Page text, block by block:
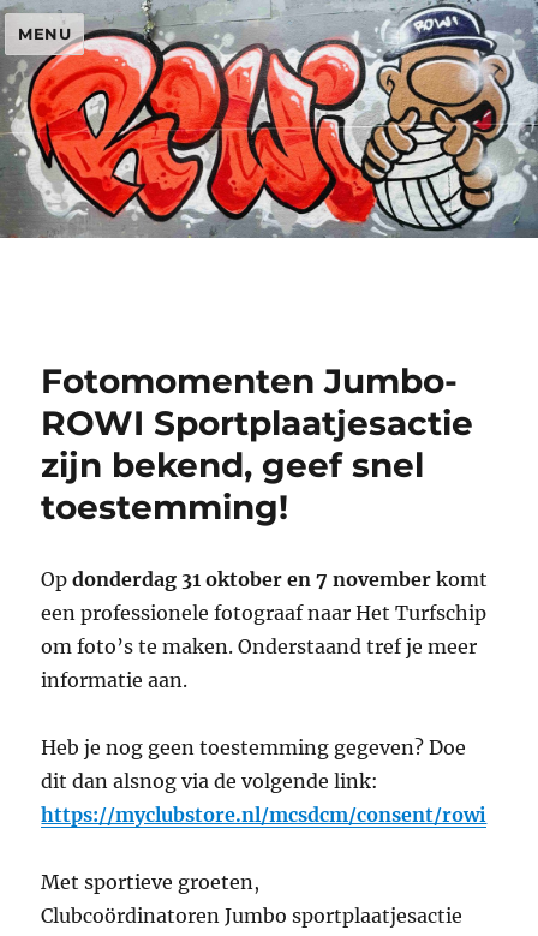
MENU
Fotomomenten Jumbo-
ROWI Sportplaatjesactie
zijn bekend, geef snel
toestemming!
Opdonderdag 31 oktober en 7 novemberkomt
een professionele fotograaf naar Het Turfschip
om foto’s te maken. Onderstaand tref je meer
informatie aan.
Heb je nog geen toestemming gegeven? Doe
dit dan alsnog via de volgende link:
https://myclubstore.nl/mcsdcm/consent/rowi
Met sportieve groeten,
Clubcoördinatoren Jumbo sportplaatjesactie